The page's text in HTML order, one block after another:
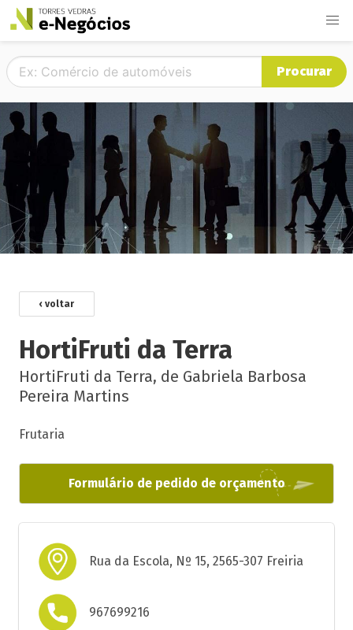
Procurar
‹ voltar
HortiFruti da Terra
HortiFruti da Terra, de Gabriela Barbosa
Pereira Martins
Frutaria
Formulário de pedido de orçamento
Rua da Escola, Nº 15, 2565-307 Freiria
967699216